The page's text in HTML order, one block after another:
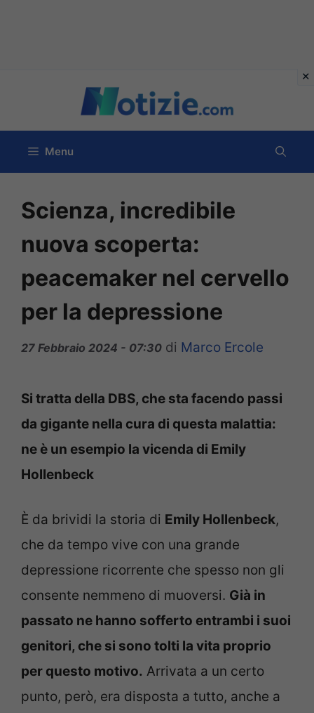
contenuto
Menu
Scienza, incredibile
nuova scoperta:
peacemaker nel cervello
per la depressione
27 Febbraio 2024 - 07:30 di Marco Ercole
Si tratta della DBS, che sta facendo passi
da gigante nella cura di questa malattia:
ne è un esempio la vicenda di Emily
Hollenbeck
È da brividi la storia di Emily Hollenbeck,
che da tempo vive con una grande
depressione ricorrente che spesso non gli
consente nemmeno di muoversi. Già in
passato ne hanno sofferto entrambi i suoi
genitori, che si sono tolti la vita proprio
per questo motivo. Arrivata a un certo
punto, però, era disposta a tutto, anche a